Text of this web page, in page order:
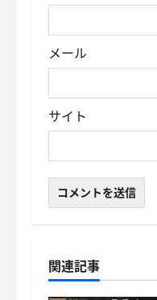
メール
サイト
関連記事